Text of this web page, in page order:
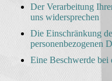
Der Verarbeitung
uns widersprechen
Die Einschränkung
personenbezogenen
Eine Beschwerde bei